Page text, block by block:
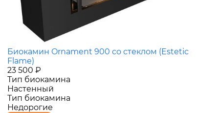
Биокамин Ornament 900 со стеклом (Estetic
Flame)
23 500 ₽
Тип биокамина
Настенный
Тип биокамина
Недорогие